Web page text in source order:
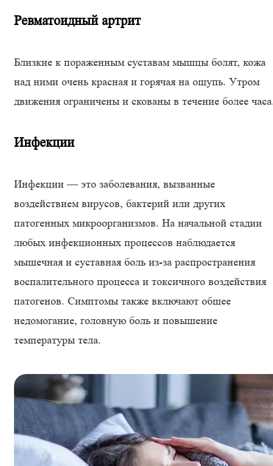
Ревматоидный артрит
Близкие к пораженным суставам мышцы болят, кожа
над ними очень красная и горячая на ощупь. Утром
движения ограничены и скованы в течение более
Инфекции
Инфекции — это заболевания, вызванные
воздействием вирусов, бактерий или других
патогенных микроорганизмов. На начальной стадии
любых инфекционных процессов наблюдается
мышечная и суставная боль из-за распространения
воспалительного процесса и токсичного воздействия
патогенов. Симптомы также включают общее
недомогание, головную боль и повышение
температуры тела.